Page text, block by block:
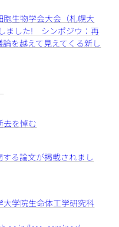
生物学会大会（札幌大
ました! シンポジウ：再
を越えて見えてくる新し
を悼む
る論文が掲載されまし
学院生命体工学研究科